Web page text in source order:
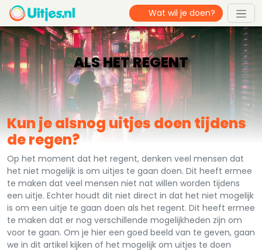
ALS HET REGENT
Kun je alsnog uitjes doen tijdens
de regen?
Op het moment dat het regent, denken veel mensen dat
het niet mogelijk is om uitjes te gaan doen. Dit heeft ermee
te maken dat veel mensen niet nat willen worden tijdens
een uitje. Echter houdt dit niet direct in dat het niet mogelijk
is om een uitje te gaan doen als het regent. Dit heeft ermee
te maken dat er nog verschillende mogelijkheden zijn om
voor te gaan. Om je hier een goed beeld van te geven, gaan
we in dit artikel kijken of het mogelijk om uitjes te doen